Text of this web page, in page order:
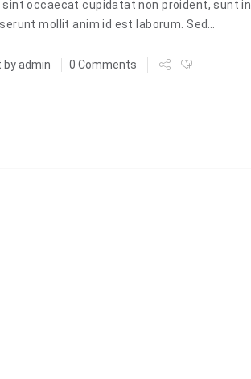
sint occaecat cupidatat non proident, sunt in
mollit anim id est laborum. Sed…
byadmin 0 Comments